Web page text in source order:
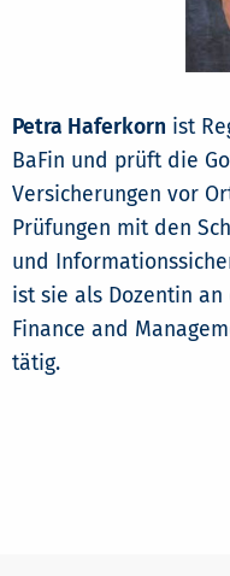
Petra Haferkorn ist
BaFin und prüft die
Versicherungen vor
Prüfungen mit den
und
ist sie als Dozentin
Finance and
tätig.